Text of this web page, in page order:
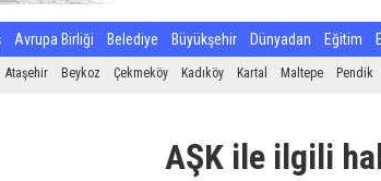
Avrupa Birliği Belediye Büyükşehir Dünyadan Eğitim
Ataşehir Beykoz Çekmeköy Kadıköy Kartal Maltepe Pendik
AŞK ile ilgili